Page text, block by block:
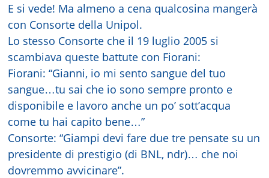
E si vede! Ma almeno a cena qualcosina mangerà
con Consorte della Unipol.
Lo stesso Consorte che il 19 luglio 2005 si
scambiava queste battute con Fiorani:
Fiorani: “Gianni, io mi sento sangue del tuo
sangue…tu sai che io sono sempre pronto e
disponibile e lavoro anche un po’ sott’acqua
come tu hai capito bene…”
Consorte: “Giampi devi fare due tre pensate su un
presidente di prestigio (di BNL, ndr)… che noi
dovremmo avvicinare”.